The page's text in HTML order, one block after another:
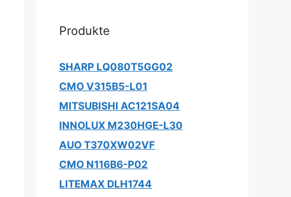
Produkte
SHARP LQ080T5GG02
CMO V315B5-L01
MITSUBISHI AC121SA04
INNOLUX M230HGE-L30
AUO T370XW02VF
CMO N116B6-P02
LITEMAX DLH1744